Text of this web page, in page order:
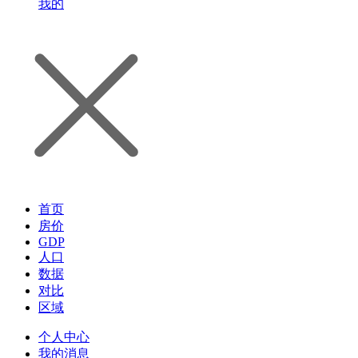
我的
首页
房价
GDP
人口
数据
对比
区域
个人中心
我的消息